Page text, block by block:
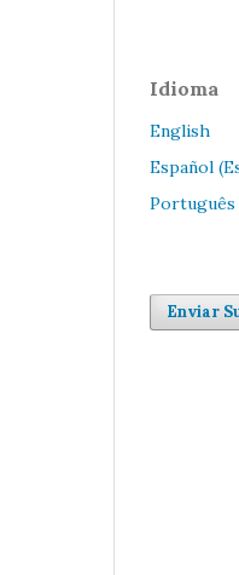
Idioma
English
Español
Português
Enviar